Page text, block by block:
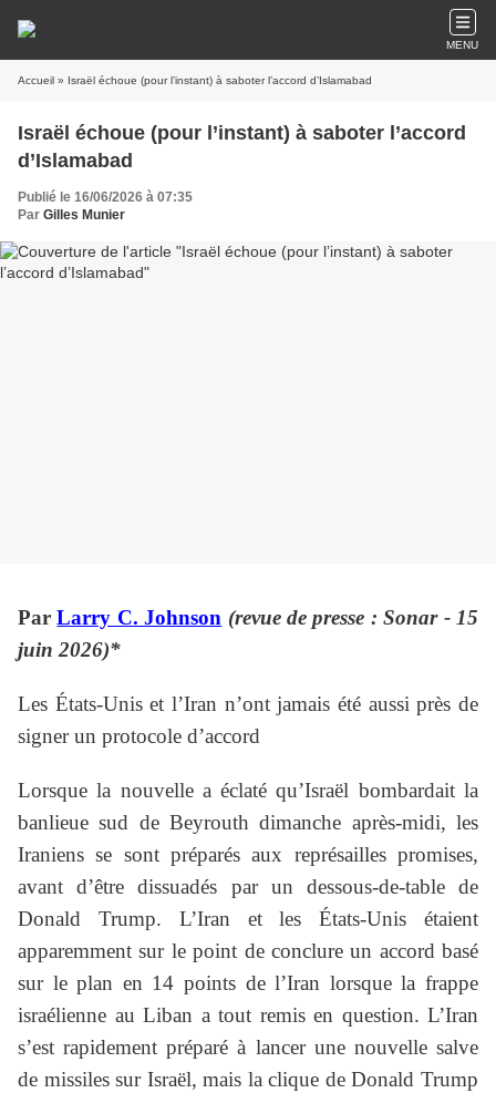
MENU
Accueil » Israël échoue (pour l’instant) à saboter l’accord d’Islamabad
Israël échoue (pour l’instant) à saboter l’accord
d’Islamabad
Publié le 16/06/2026 à 07:35
Par Gilles Munier
ParLarry C. Johnson (revue de presse : Sonar - 15
juin 2026)*
Les États-Unis et l’Iran n’ont jamais été aussi près de
signer un protocole d’accord
Lorsque la nouvelle a éclaté qu’Israël bombardait la
banlieue sud de Beyrouth dimanche après-midi, les
Iraniens se sont préparés aux représailles promises,
avant d’être dissuadés par un dessous-de-table de
Donald Trump. L’Iran et les États-Unis étaient
apparemment sur le point de conclure un accord basé
sur le plan en 14 points de l’Iran lorsque la frappe
israélienne au Liban a tout remis en question. L’Iran
s’est rapidement préparé à lancer une nouvelle salve
de missiles sur Israël, mais la clique de Donald Trump